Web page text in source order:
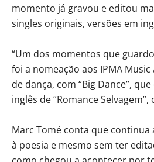
momento já gravou e editou
singles originais, versões em
“Um dos momentos que
foi a nomeação aos IPMA
de dança, com “Big Dance”,
inglês de “Romance
Marc Tomé conta que continua
à poesia e mesmo sem ter